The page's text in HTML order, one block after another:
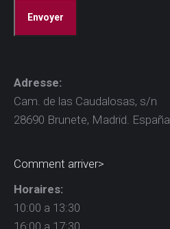
Adresse:
Cam. de las Caudalosas, s/n
28690 Brunete, Madrid. España
Comment arriver>
Horaires:
10:00 a 13:30
16:00 a 17:30